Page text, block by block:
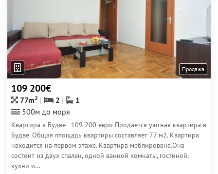
Продажа
109 200€
77m2 2
1
500м до моря
Квартира в Будве - 109 200 евро Продается уютная квартира в
Будве. Общая площадь квартиры составляет 77 м2. Квартира
находится на первом этаже. Квартира меблирована.Она
состоит из двух спален, одной ванной комнаты, гостиной,
кухни и...